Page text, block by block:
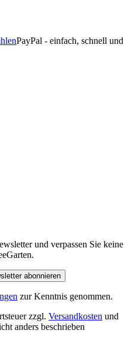
PayPal - einfach, schnell und
und verpassen Sie keine
abonnieren
zur Kenntnis genommen.
zzgl. Versandkosten und
anders beschrieben